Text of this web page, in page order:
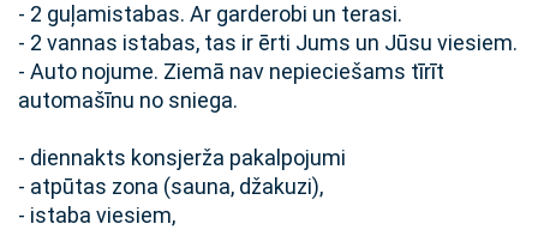
- 2 guļamistabas. Ar garderobi un terasi.
- 2 vannas istabas, tas ir ērti Jums un Jūsu viesiem.
- Auto nojume. Ziemā nav nepieciešams tīrīt
automašīnu no sniega.
- diennakts konsjerža pakalpojumi
- atpūtas zona (sauna, džakuzi),
- istaba viesiem,